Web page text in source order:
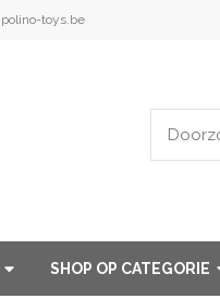
toys.be
SHOP OP CATEGORIE